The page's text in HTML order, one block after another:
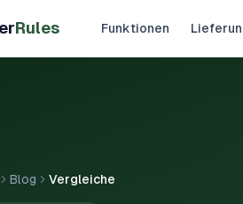
Rules Funktionen
Blog Vergleiche